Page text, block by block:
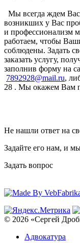
Мы всегда ждем
возникших у Вас
и профессионализм
работаем, чтобы
соблюдены. Задать
заказать услугу,
заполнив форму на
7892928@mail.ru,
28 . Мы окажем Вам
Не нашли ответ на
Задайте его нам, и
Задать вопрос
© 2026 «Сергей
Адвокатура